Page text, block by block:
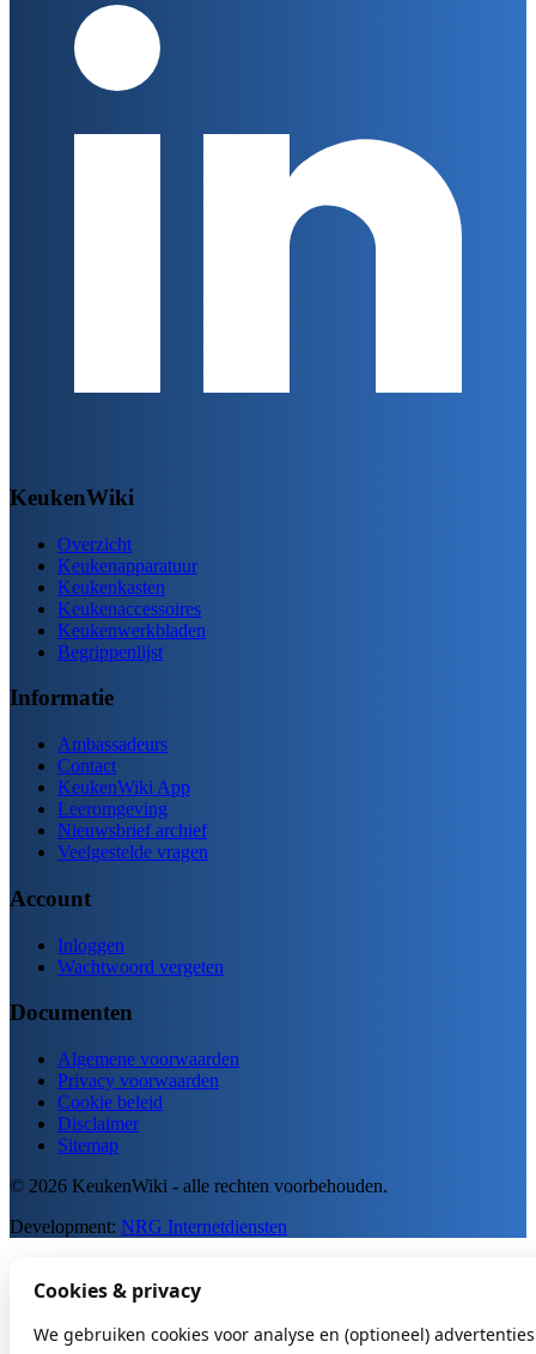
KeukenWiki
Overzicht
Keukenapparatuur
Keukenkasten
Keukenaccessoires
Keukenwerkbladen
Begrippenlijst
Informatie
Ambassadeurs
Contact
KeukenWiki App
Leeromgeving
Nieuwsbrief archief
Veelgestelde vragen
Account
Inloggen
Wachtwoord vergeten
Documenten
Algemene voorwaarden
Privacy voorwaarden
Cookie beleid
Disclaimer
Sitemap
© 2026 KeukenWiki - alle rechten voorbehouden.
Development: NRG Internetdiensten
Cookies & privacy
We gebruiken cookies voor analyse en (optioneel)